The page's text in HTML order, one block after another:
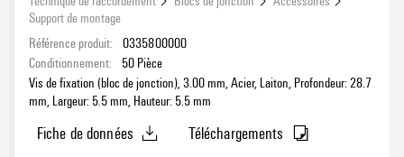
Support de montage
Référence produit: 0335800000
Conditionnement:
50 Pièce
Vis de fixation (bloc de jonction), 3.00 mm, Acier, Laiton, Profondeur: 28.7
mm, Largeur: 5.5 mm, Hauteur: 5.5 mm
Fiche de données
Téléchargements